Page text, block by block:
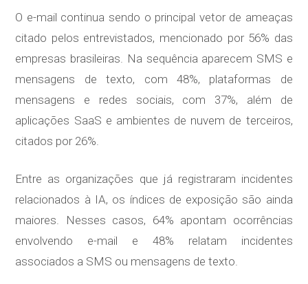
O e-mail continua sendo o principal vetor de ameaças
citado pelos entrevistados, mencionado por 56% das
empresas brasileiras. Na sequência aparecem SMS e
mensagens de texto, com 48%, plataformas de
mensagens e redes sociais, com 37%, além de
aplicações SaaS e ambientes de nuvem de terceiros,
citados por 26%.
Entre as organizações que já registraram incidentes
relacionados à IA, os índices de exposição são ainda
maiores. Nesses casos, 64% apontam ocorrências
envolvendo e-mail e 48% relatam incidentes
associados a SMS ou mensagens de texto.